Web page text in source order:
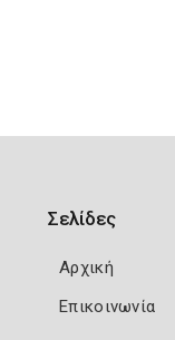
Σελίδες
Αρχική
Επικοινωνία